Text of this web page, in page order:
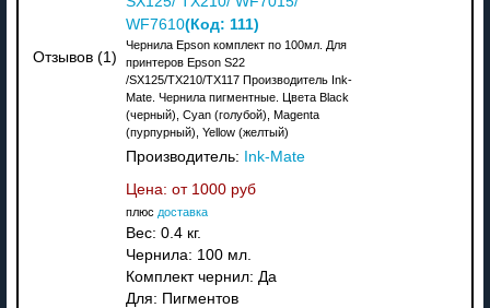
Отзывов (1)
WF7610(Код: 111)
Чернила Epson комплект по 100мл. Для
принтеров Epson S22
/SX125/TX210/TX117 Производитель Ink-
Mate. Чернила пигментные. Цвета Black
(черный), Cyan (голубой), Magenta
(пурпурный), Yellow (желтый)
Производитель:
Ink-Mate
Цена: от 1000 руб
плюс доставка
Вес: 0.4 кг.
Чернила: 100 мл.
Комплект чернил: Да
Для: Пигментов